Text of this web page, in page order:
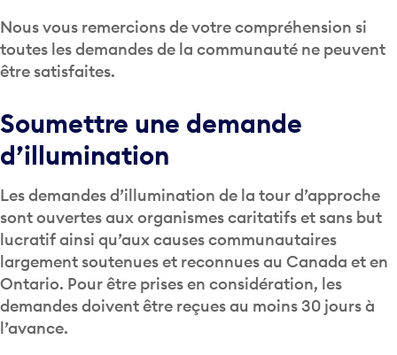
Nous vous remercions de votre compréhension si
toutes les demandes de la communauté ne peuvent
être satisfaites.
Soumettre une demande
d’illumination
Les demandes d’illumination de la tour d’approche
sont ouvertes aux organismes caritatifs et sans but
lucratif ainsi qu’aux causes communautaires
largement soutenues et reconnues au Canada et en
Ontario. Pour être prises en considération, les
demandes doivent être reçues au moins 30 jours à
l’avance.